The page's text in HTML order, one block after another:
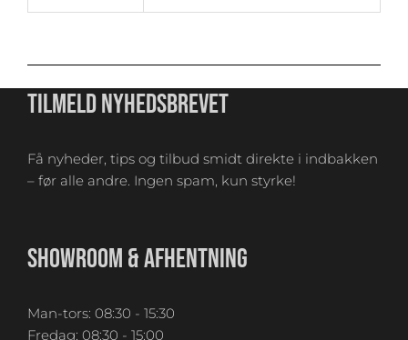
TILMELD NYHEDSBREVET
Få nyheder, tips og tilbud smidt direkte i indbakken
– før alle andre. Ingen spam, kun styrke!
SHOWROOM & AFHENTNING
Man-tors: 08:30 - 15:30
Fredag: 08:30 - 15:00